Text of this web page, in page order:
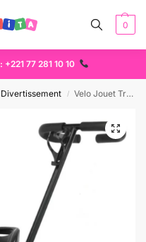
0
77 281 10 10
Divertissement / Velo Jouet Tricycle Évolutif Bébé avec Poignée Parentale et Paniers de Rangement. Maternita Dakar